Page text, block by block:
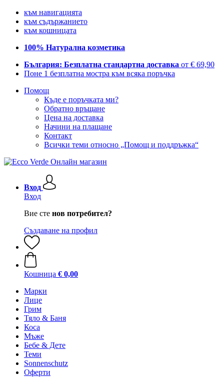
към навигацията
към съдържанието
към кошницата
100% Натурална козметика
България: Безплатна стандартна доставка от € 69,90
Поне 1 безплатна мостра към всяка поръчка
Помощ
Къде е поръчката ми?
Обратно връщане
Цена на доставка
Начини на плащане
Контакт
Всички теми относно „Помощ и поддръжка“
Вход
Вход
Вие сте нов потребител?
Създаване на профил
Кошница € 0,00
Марки
Лице
Грим
Тяло & Баня
Коса
Мъже
Бебе & Дете
Теми
Sonnenschutz
Оферти